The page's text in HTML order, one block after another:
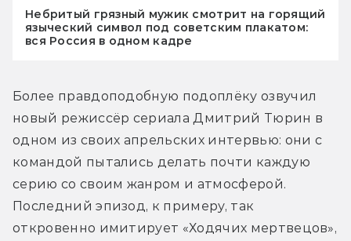
Небритый грязный мужик смотрит на горящий
языческий символ под советским плакатом:
вся Россия в одном кадре
Более правдоподобную подоплёку озвучил
новый режиссёр сериала Дмитрий Тюрин в
одном из своих апрельских интервью: они с
командой пытались делать почти каждую
серию со своим жанром и атмосферой.
Последний эпизод, к примеру, так
откровенно имитирует «Ходячих мертвецов»,